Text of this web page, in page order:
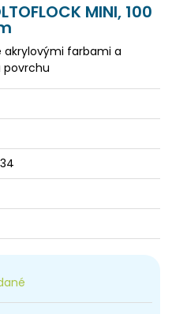
MINI, 100
farbami a
povrchu